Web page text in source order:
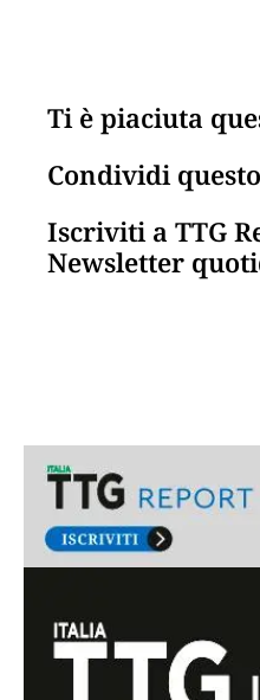
Ti è piaciuta
Condividi
Iscriviti a TTG
Newsletter